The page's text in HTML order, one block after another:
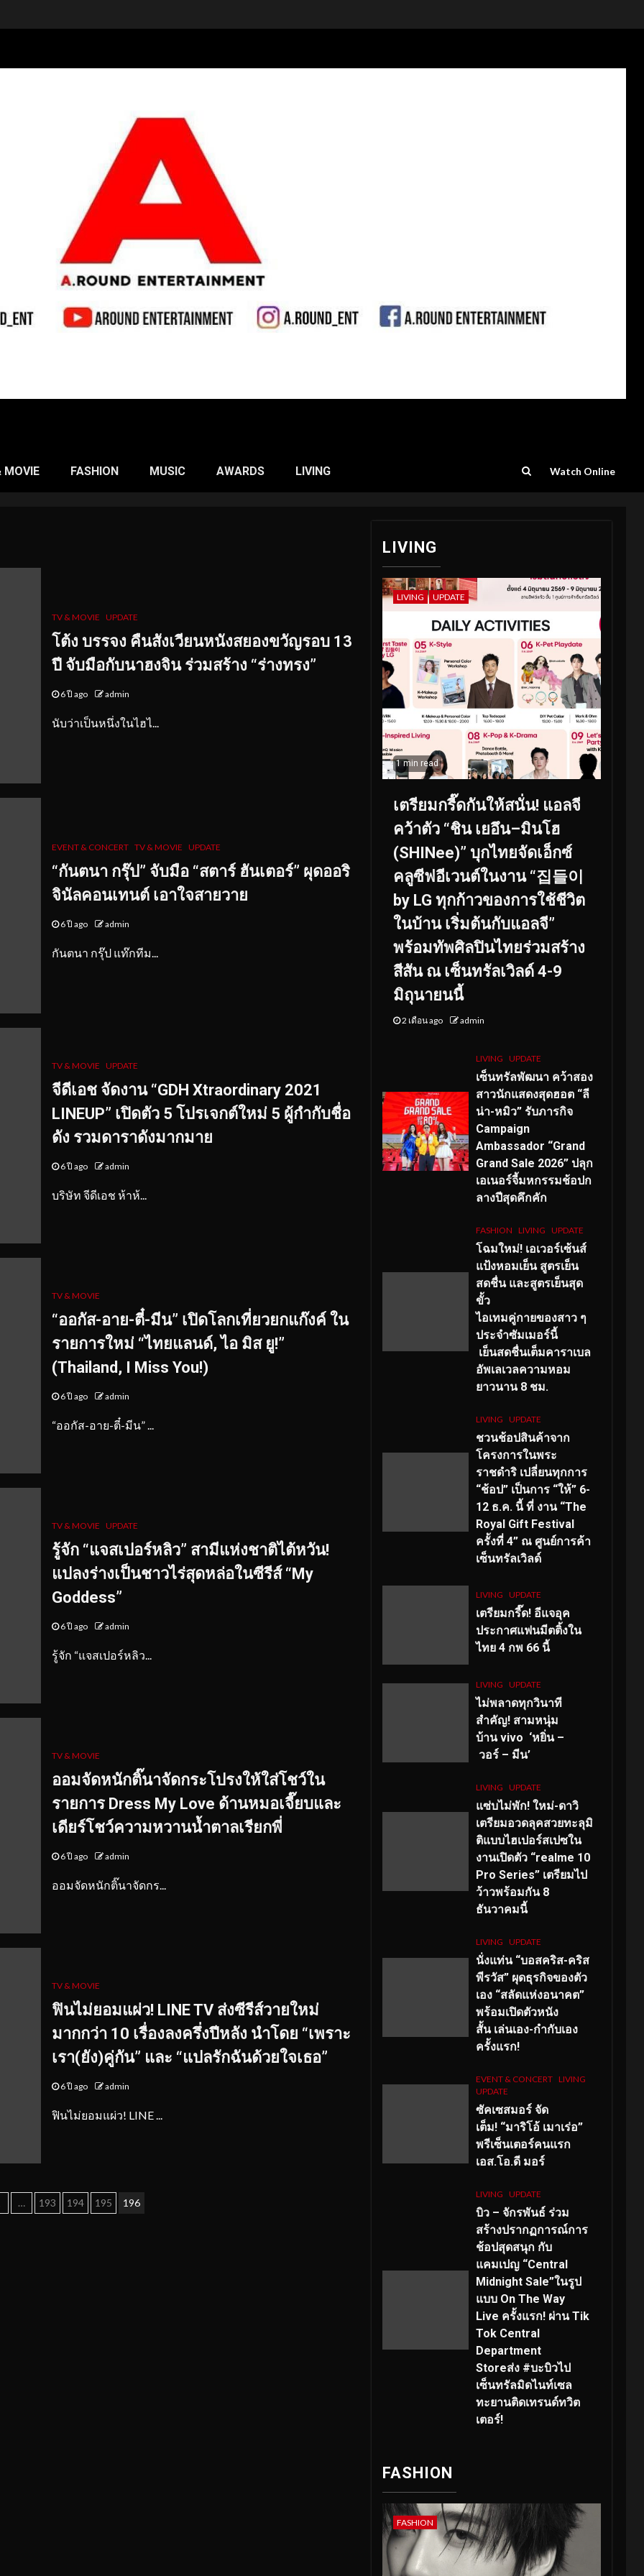
MOVIE FASHION MUSIC AWARDS LIVING Watch Online
TV & MOVIE UPDATE
โต้ง บรรจง คืนสังเวียนหนังสยองขวัญรอบ 13
ปี จับมือกับนาฮงจิน ร่วมสร้าง “ร่างทรง”
6 ปี ago admin
นับว่าเป็นหนึ่งในไฮไ...
EVENT & CONCERT TV & MOVIE UPDATE
“กันตนา กรุ๊ป” จับมือ “สตาร์ ฮันเตอร์” ผุดออริ
จินัลคอนเทนต์ เอาใจสายวาย
6 ปี ago admin
กันตนา กรุ๊ป แท๊กทีม...
TV & MOVIE UPDATE
จีดีเอช จัดงาน “GDH Xtraordinary 2021
LINEUP” เปิดตัว 5 โปรเจกต์ใหม่ 5 ผู้กำกับชื่อ
ดัง รวมดาราดังมากมาย
6 ปี ago admin
บริษัท จีดีเอช ห้าห้...
TV & MOVIE
“ออกัส-อาย-ตี๋-มีน” เปิดโลกเที่ยวยกแก๊งค์ ใน
รายการใหม่ “ไทยแลนด์, ไอ มิส ยู!”
(Thailand, I Miss You!)
6 ปี ago admin
“ออกัส-อาย-ตี๋-มีน” ...
TV & MOVIE UPDATE
รู้จัก “แจสเปอร์หลิว” สามีแห่งชาติไต้หวัน!
แปลงร่างเป็นชาวไร่สุดหล่อในซีรีส์ “My
Goddess”
6 ปี ago admin
รู้จัก “แจสเปอร์หลิว...
TV & MOVIE
ออมจัดหนักติ๊นาจัดกระโปรงให้ใส่โชว์ใน
รายการ Dress My Love ด้านหมอเจี๊ยบและ
เดียร์โชว์ความหวานน้ำตาลเรียกพี่
6 ปี ago admin
ออมจัดหนักติ๊นาจัดกร...
TV & MOVIE
ฟินไม่ยอมแผ่ว! LINE TV ส่งซีรีส์วายใหม่
มากกว่า 10 เรื่องลงครึ่งปีหลัง นำโดย “เพราะ
เรา(ยัง)คู่กัน” และ “แปลรักฉันด้วยใจเธอ”
6 ปี ago admin
ฟินไม่ยอมแผ่ว! LINE ...
… 193 194 195 196
LIVING
LIVING UPDATE
1 min read
เตรียมกรี๊ดกันให้สนั่น! แอลจี
คว้าตัว “ชิน เยอึน–มินโฮ
(SHINee)” บุกไทยจัดเอ็กซ์
คลูซีฟอีเวนต์ในงาน “집들이
by LG ทุกก้าวของการใช้ชีวิต
ในบ้าน เริ่มต้นกับแอลจี”
พร้อมทัพศิลปินไทยร่วมสร้าง
สีสัน ณ เซ็นทรัลเวิลด์ 4-9
มิถุนายนนี้
2 เดือน ago admin
LIVING UPDATE
เซ็นทรัลพัฒนา คว้าสอง
สาวนักแสดงสุดฮอต “ลี
น่า-หมิว” รับภารกิจ
Campaign
Ambassador “Grand
Grand Sale 2026” ปลุก
เอเนอร์จี้มหกรรมช้อปก
ลางปีสุดคึกคัก
FASHION LIVING UPDATE
โฉมใหม่! เอเวอร์เซ้นส์
แป้งหอมเย็น สูตรเย็น
สดชื่น และสูตรเย็นสุด
ขั้ว
ไอเทมคู่กายของสาว ๆ
ประจำซัมเมอร์นี้
เย็นสดชื่นเต็มคาราเบล
อัพเลเวลความหอม
ยาวนาน 8 ชม.
LIVING UPDATE
ชวนช้อปสินค้าจาก
โครงการในพระ
ราชดำริ เปลี่ยนทุกการ
“ช้อป” เป็นการ “ให้” 6-
12 ธ.ค. นี้ ที่ งาน “The
Royal Gift Festival
ครั้งที่ 4” ณ ศูนย์การค้า
เซ็นทรัลเวิลด์
LIVING UPDATE
เตรียมกรี๊ด! อีแจอุค
ประกาศแฟนมีตติ้งใน
ไทย 4 กพ 66 นี้
LIVING UPDATE
ไม่พลาดทุกวินาที
สำคัญ! สามหนุ่ม
บ้าน vivo ‘หยิ่น –
วอร์ – มีน’
LIVING UPDATE
แซ่บไม่พัก! ใหม่-ดาวิ
เตรียมอวดลุคสวยทะลุมิ
ติแบบไฮเปอร์สเปซใน
งานเปิดตัว “realme 10
Pro Series” เตรียมไป
ว้าวพร้อมกัน 8
ธันวาคมนี้
LIVING UPDATE
นั่งแท่น “บอสคริส-คริส
พีรวัส” ผุดธุรกิจของตัว
เอง “สลัดแห่งอนาคต”
พร้อมเปิดตัวหนัง
สั้น เล่นเอง-กำกับเอง
ครั้งแรก!
EVENT & CONCERT LIVING
UPDATE
ซัคเซสมอร์ จัด
เต็ม! “มาริโอ้ เมาเร่อ”
พรีเซ็นเตอร์คนแรก
เอส.โอ.ดี มอร์
LIVING UPDATE
บิว – จักรพันธ์ ร่วม
สร้างปรากฏการณ์การ
ช้อปสุดสนุก กับ
แคมเปญ “Central
Midnight Sale”ในรูป
แบบ On The Way
Live ครั้งแรก! ผ่าน Tik
Tok Central
Department
Storeส่ง #บะบิวไป
เซ็นทรัลมิดไนท์เซล
ทะยานติดเทรนด์ทวิต
เตอร์!
FASHION
FASHION